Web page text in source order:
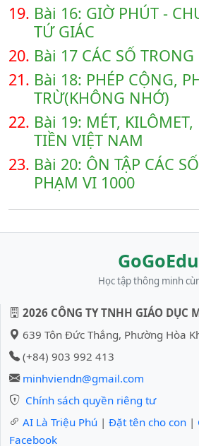
19. Bài 16: GIỜ PHÚT -
TỨ GIÁC
20. Bài 17 CÁC SỐ
21. Bài 18: PHÉP CỘNG,
TRỪ(KHÔNG NHỚ)
22. Bài 19: MÉT,
TIỀN VIỆT NAM
23. Bài 20: ÔN TẬP CÁC
PHẠM VI 1000
GoGoEdu
Học tập thông minh
2026 CÔNG TY TNHH GIÁO DỤC
639 Tôn Đức Thắng, Phường Hòa
(+84) 903 992 413
minhviendn@gmail.com
Chính sách quyền riêng tư
AI Là Triệu Phú | Đặt tên cho con |
Facebook